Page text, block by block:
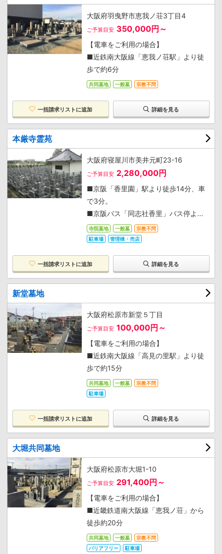
大阪府羽曳野市恵我ノ荘3丁目4
ご予算目安 350,000円～
【電車をご利用の場合】
■近鉄南大阪線「恵我ノ荘駅」より徒
歩で約6分
共同墓地 一般墓 宗教不問
一括請求リストに追加 詳細を見る
本厳寺霊苑
大阪府寝屋川市美井元町23-16
ご予算目安 2,280,000円
■京阪「香里園」駅より徒歩14分、車
で3分。
■京阪バス「同志社香里」バス停よ...
寺院墓地 一般墓
宗教不問
駐車場
管理棟・売店
一括請求リストに追加 詳細を見る
新堂墓地
大阪府松原市新堂５丁目
ご予算目安 100,000円～
【電車をご利用の場合】
■近鉄南大阪線「高見の里駅」より徒
歩で約15分
共同墓地 一般墓
宗教不問
駐車場
一括請求リストに追加 詳細を見る
大堀共同墓地
大阪府松原市大堀1-10
ご予算目安 291,400円～
【電車をご利用の場合】
■近畿鉄道南大阪線「恵我ノ荘」から
徒歩約20分
共同墓地 一般墓
宗教不問
バリアフリー
駐車場